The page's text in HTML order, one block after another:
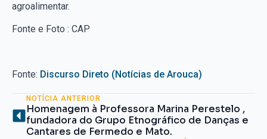
agroalimentar.
Fonte e Foto : CAP
Fonte: Discurso Direto (Notícias de Arouca)
NOTÍCIA ANTERIOR
Homenagem à Professora Marina Perestelo ,
fundadora do Grupo Etnográfico de Danças e
Cantares de Fermedo e Mato.